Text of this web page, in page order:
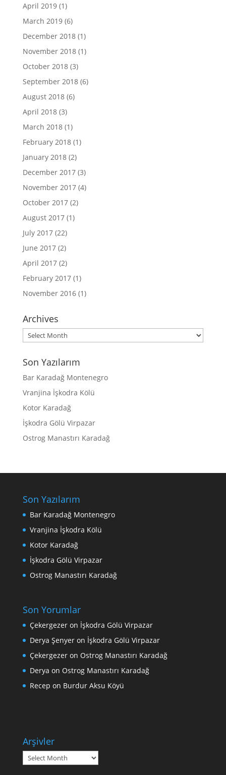
April 2019(1)
March 2019(6)
December 2018(1)
November 2018(1)
October 2018(3)
September 2018(6)
August 2018(6)
April 2018(3)
March 2018(1)
February 2018(1)
January 2018(2)
December 2017(3)
November 2017(4)
October 2017(2)
August 2017(1)
July 2017(22)
June 2017(2)
April 2017(2)
February 2017(1)
November 2016(1)
Archives
Archives
Son Yazılarım
Bar Karadağ Montenegro
Vranjina İşkodra Kölü
Kotor Karadağ
İşkodra Gölü Virpazar
Ostrog Manastırı Karadağ
Son Yazılarım
Bar Karadağ Montenegro
Vranjina İşkodra Kölü
Kotor Karadağ
İşkodra Gölü Virpazar
Ostrog Manastırı Karadağ
Son Yorumlar
Çekergezeron İşkodra Gölü Virpazar
Derya Şenyeron İşkodra Gölü Virpazar
Çekergezeron Ostrog Manastırı Karadağ
Derya on Ostrog Manastırı Karadağ
Recep on Burdur Aksu Köyü
Arşivler
Arşivler